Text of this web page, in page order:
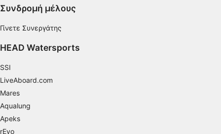
Συνδρομή μέλους
Γίνετε Συνεργάτης
HEAD Watersports
SSI
LiveAboard.com
Mares
Aqualung
Apeks
rEvo
Μέτρηση της διαφημιστικής απόδοσης
Μέτρηση απόδοσης περιεχομένου
Κατανόηση του κοινού μέσω στατιστικών
Χρήση περιορισμένων δεδομένων για την
επιλογή περιεχομένου
Ειδικά χαρακτηριστικά IAB: